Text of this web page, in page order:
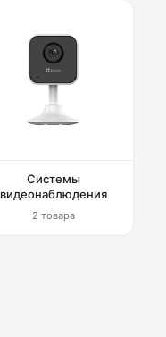
Системы
видеонаблюдения
2 товара